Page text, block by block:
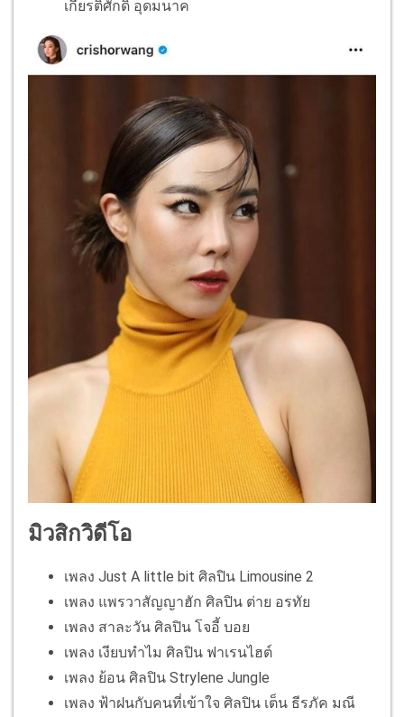
เกียรติศักดิ์ อุดมนาค
มิวสิกวิดีโอ
เพลง Just A little bit ศิลปิน Limousine 2
เพลง แพรวาสัญญาฮัก ศิลปิน ต่าย อรทัย
เพลง สาละวัน ศิลปิน โจอี้ บอย
เพลง เงียบทำไม ศิลปิน ฟาเรนไฮต์
เพลง ย้อน ศิลปิน Strylene Jungle
เพลง ฟ้าฝนกับคนที่เข้าใจ ศิลปิน เต็น ธีรภัค มณี